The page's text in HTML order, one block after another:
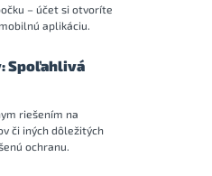
– účet si otvoríte
aplikáciu.
Spoľahlivá
riešením na
či iných dôležitých
ochranu.